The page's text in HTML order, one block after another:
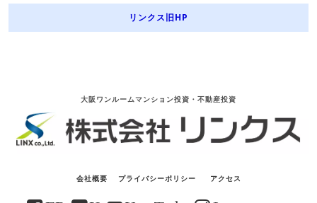
リンクス旧HP
大阪ワンルームマンション投資・不動産投資
会社概要 プライバシーポリシー アクセス